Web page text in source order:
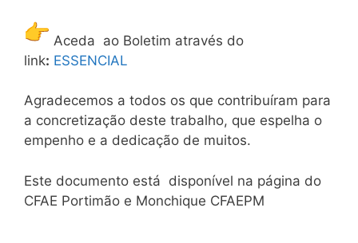
Aceda ao Boletim através do
link: ESSENCIAL
Agradecemos a todos os que contribuíram para
a concretização deste trabalho, que espelha o
empenho e a dedicação de muitos.
Este documento está disponível na página do
CFAE Portimão e Monchique CFAEPM